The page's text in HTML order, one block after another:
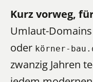
Kurz vorweg,
Umlaut-
oder körner-
zwanzig Jahren